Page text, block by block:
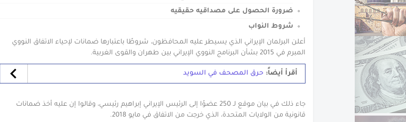
ضرورة الحصول على مصداقيه حقيقيه
شروط النواب
أعلن البرلمان الإيراني الذي يسيطر عليه المحافظون، شروطًا باعتبارها ضمانات لإحياء الاتفاق النووي
المبرم في 2015 بشأن البرنامج النووي الإيراني بين طهران والقوى الغربية.
أقرأ أيضاً: حرق المصحف في السويد
جاء ذلك في بيان موقع لـ 250 عضوًا إلى الرئيس الإيراني إبراهيم رئيسي، وقالوا إن عليه أخذ ضمانات
قانونية من الولايات المتحدة، الذي خرجت من الاتفاق في مايو 2018.